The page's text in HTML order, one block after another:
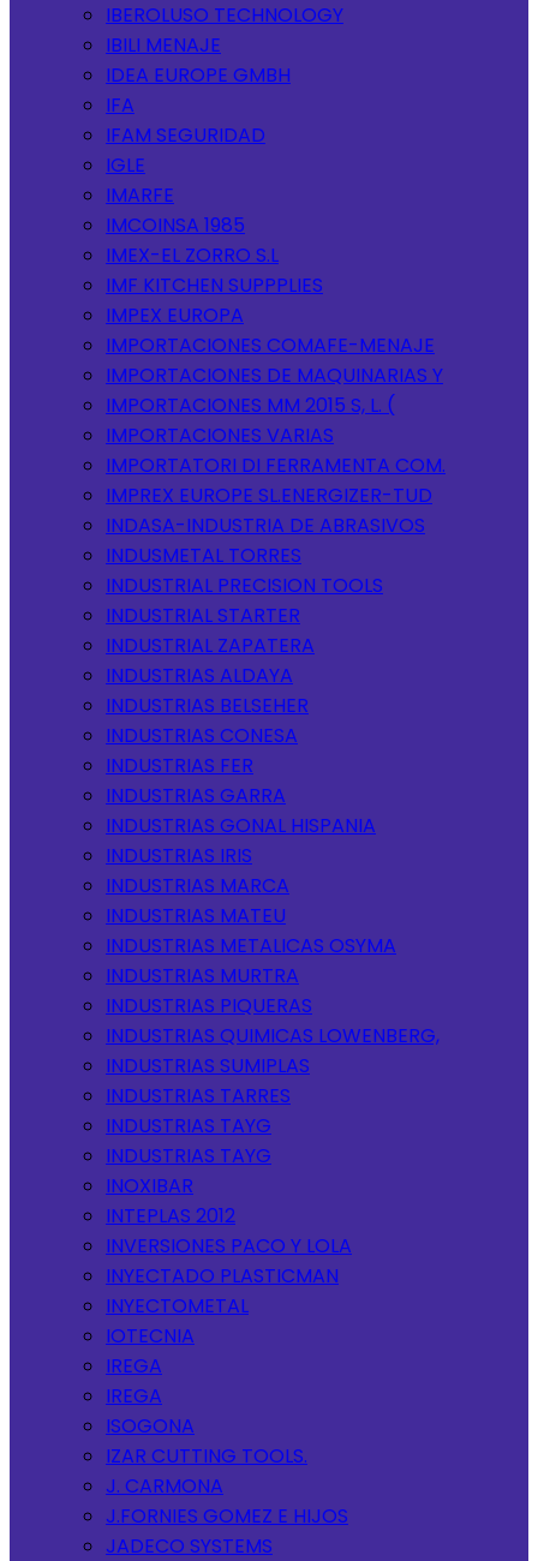
IBEROLUSO TECHNOLOGY
IBILI MENAJE
IDEA EUROPE GMBH
IFA
IFAM SEGURIDAD
IGLE
IMARFE
IMCOINSA 1985
IMEX-EL ZORRO S.L
IMF KITCHEN SUPPPLIES
IMPEX EUROPA
IMPORTACIONES COMAFE-MENAJE
IMPORTACIONES DE MAQUINARIAS Y
IMPORTACIONES MM 2015 S, L. (
IMPORTACIONES VARIAS
IMPORTATORI DI FERRAMENTA COM.
IMPREX EUROPE SL.ENERGIZER-TUD
INDASA-INDUSTRIA DE ABRASIVOS
INDUSMETAL TORRES
INDUSTRIAL PRECISION TOOLS
INDUSTRIAL STARTER
INDUSTRIAL ZAPATERA
INDUSTRIAS ALDAYA
INDUSTRIAS BELSEHER
INDUSTRIAS CONESA
INDUSTRIAS FER
INDUSTRIAS GARRA
INDUSTRIAS GONAL HISPANIA
INDUSTRIAS IRIS
INDUSTRIAS MARCA
INDUSTRIAS MATEU
INDUSTRIAS METALICAS OSYMA
INDUSTRIAS MURTRA
INDUSTRIAS PIQUERAS
INDUSTRIAS QUIMICAS LOWENBERG,
INDUSTRIAS SUMIPLAS
INDUSTRIAS TARRES
INDUSTRIAS TAYG
INDUSTRIAS TAYG
INOXIBAR
INTEPLAS 2012
INVERSIONES PACO Y LOLA
INYECTADO PLASTICMAN
INYECTOMETAL
IOTECNIA
IREGA
IREGA
ISOGONA
IZAR CUTTING TOOLS.
J. CARMONA
J.FORNIES GOMEZ E HIJOS
JADECO SYSTEMS